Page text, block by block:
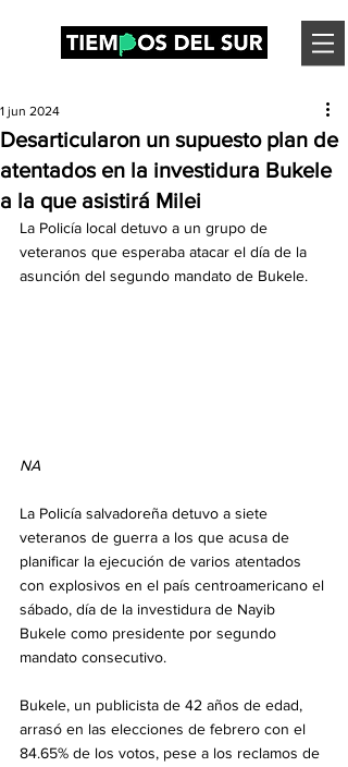
Desarticularon un supuesto plan de
atentados en la investidura Bukele
a la que asistirá Milei
1 jun 2024
La Policía local detuvo a un grupo de
veteranos que esperaba atacar el día de la
asunción del segundo mandato de Bukele.
NA
La Policía salvadoreña detuvo a siete
veteranos de guerra a los que acusa de
planificar la ejecución de varios atentados
con explosivos en el país centroamericano el
sábado, día de la investidura de Nayib
Bukele como presidente por segundo
mandato consecutivo.
Bukele, un publicista de 42 años de edad,
arrasó en las elecciones de febrero con el
84.65% de los votos, pese a los reclamos de